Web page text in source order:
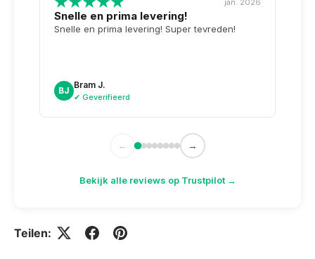
Snelle en prima levering!
Snelle en prima levering! Super tevreden!
BJ
Bram J.
✔ Geverifieerd
← →
Bekijk alle reviews op Trustpilot →
Teilen: